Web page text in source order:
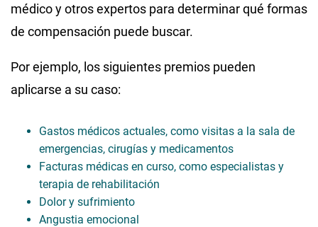
médico y otros expertos para determinar qué formas
de compensación puede buscar.
Por ejemplo, los siguientes premios pueden
aplicarse a su caso:
Gastos médicos actuales, como visitas a la sala de
emergencias, cirugías y medicamentos
Facturas médicas en curso, como especialistas y
terapia de rehabilitación
Dolor y sufrimiento
Angustia emocional